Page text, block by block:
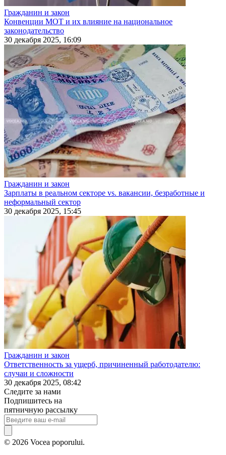
Гражданин и закон
Конвенции МОТ и их влияние на национальное
законодательство
30 декабря 2025, 16:09
Гражданин и закон
Зарплаты в реальном секторе vs. вакансии, безработные и
неформальный сектор
30 декабря 2025, 15:45
Гражданин и закон
Ответственность за ущерб, причиненный работодателю:
случаи и сложности
30 декабря 2025, 08:42
Следите за нами
Подпишитесь на
пятничную рассылку
© 2026 Vocea poporului.